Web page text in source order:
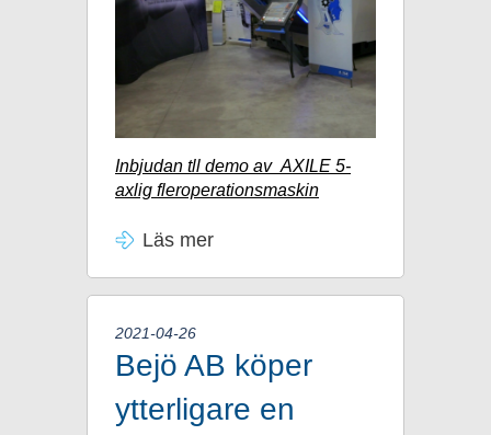
Inbjudan tll demo av AXILE 5-
axlig fleroperationsmaskin
Läs mer
2021-04-26
Bejö AB köper
ytterligare en